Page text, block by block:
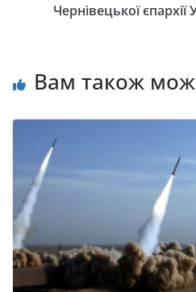
Чернівецької
Вам також